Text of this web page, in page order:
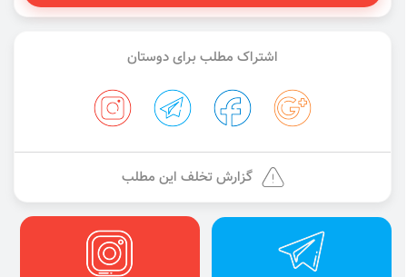
اشتراک مطلب برای دوستان
گزارش تخلف این مطلب